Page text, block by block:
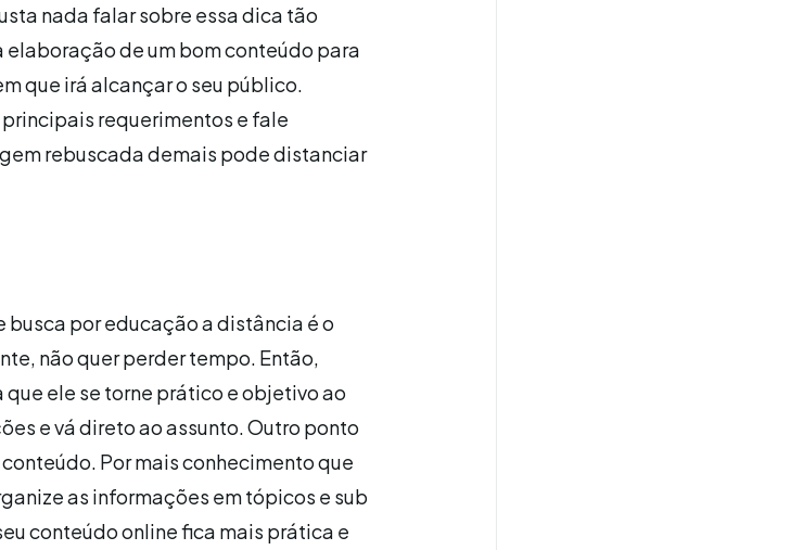
nada falar sobre essa dica tão
elaboração de um bom conteúdo para
que irá alcançar o seu público.
requerimentos e fale
rebuscada demais pode distanciar
por educação a distância é o
não quer perder tempo. Então,
ele se torne prático e objetivo ao
e vá direto ao assunto. Outro ponto
Por mais conhecimento que
as informações em tópicos e sub
conteúdo online fica mais prática e